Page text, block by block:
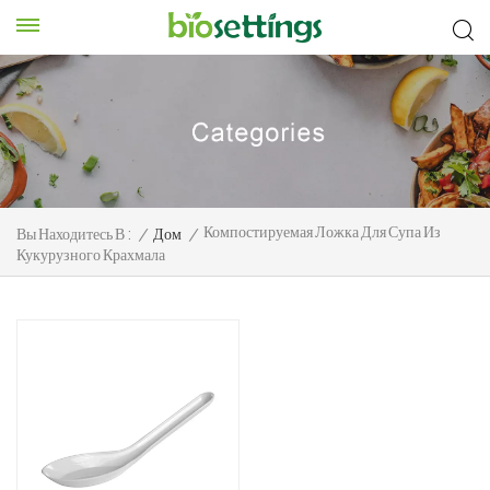
Вы Находитесь В : / Дом / Компостируемая Ложка Для Супа Из
Кукурузного Крахмала